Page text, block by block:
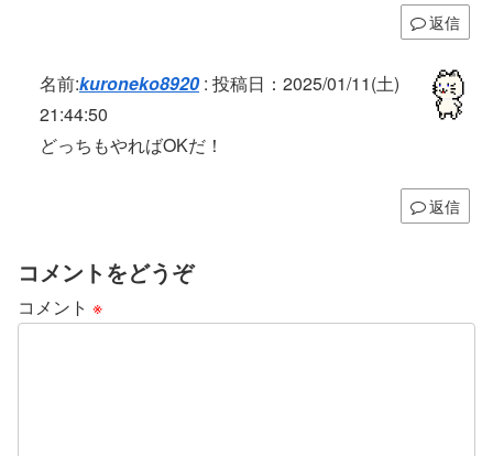
返信
名前:kuroneko8920: 投稿日：2025/01/11(土)
21:44:50
どっちもやればOKだ！
返信
コメントをどうぞ
コメント ※